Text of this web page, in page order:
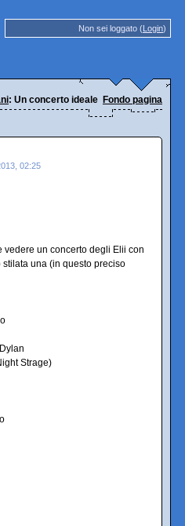
Non sei loggato (Login)
: Un concerto ideale Fondo pagina
02:25
vedere un concerto degli Elii con
una (in questo preciso
Strage)